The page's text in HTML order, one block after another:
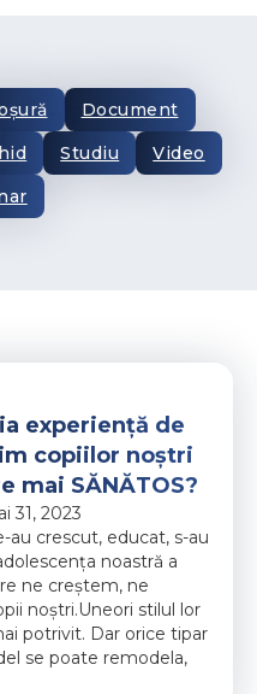
Document
Studiu
Video
experiență de
copiilor noștri
mai SĂNĂTOS?
31, 2023
au crescut, educat, s-au
noastră a
ne creștem, ne
noștri.Uneori stilul lor
potrivit. Dar orice tipar
se poate remodela,